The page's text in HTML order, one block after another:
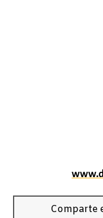
Comparte